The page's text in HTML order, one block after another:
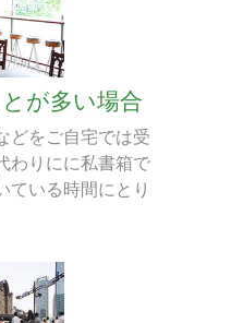
が多い場合
どをご自宅では受
わりにに私書箱で
ている時間にとり